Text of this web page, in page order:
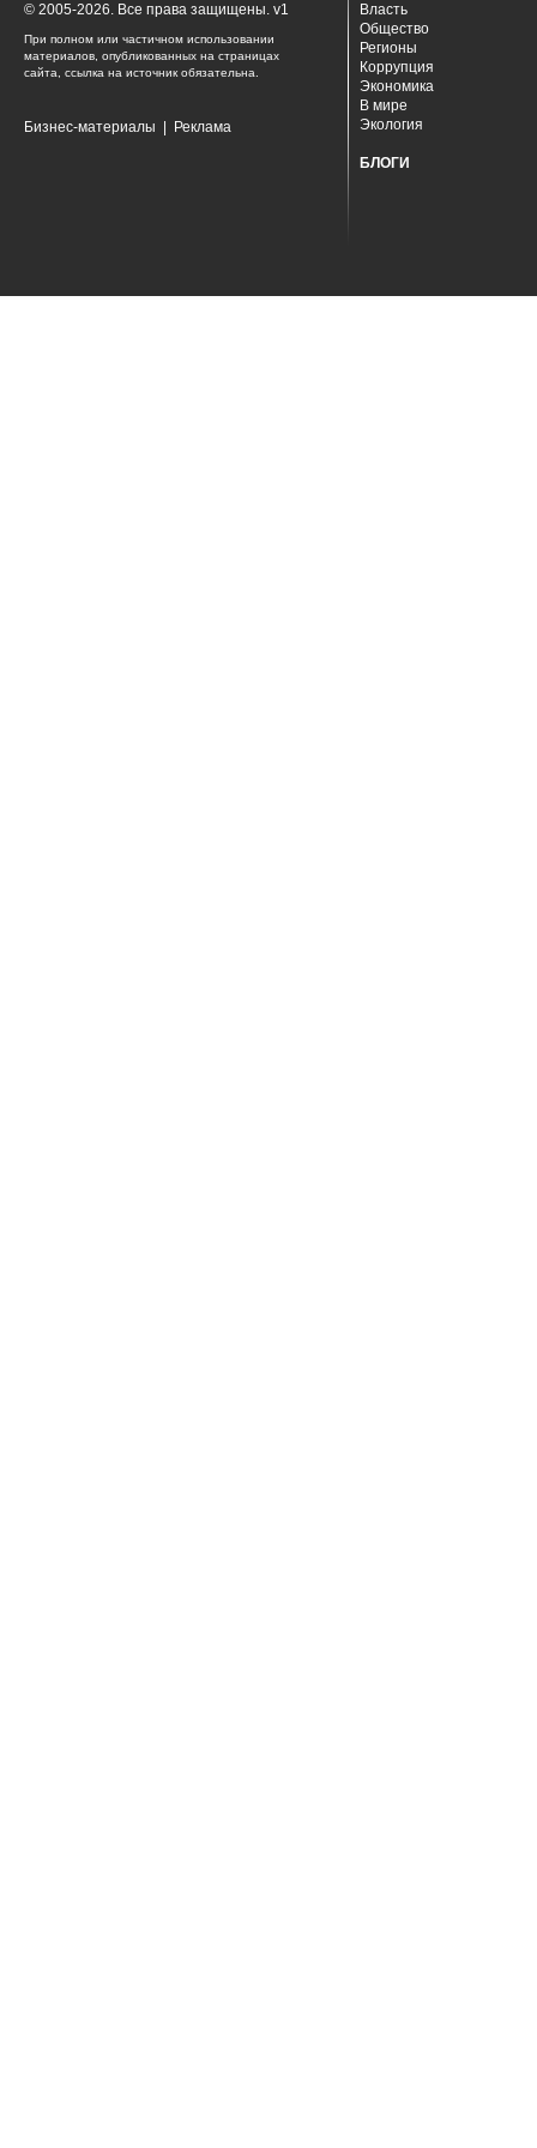
© 2005-2026. Все права защищены. v1
При полном или частичном использовании
материалов, опубликованных на страницах
сайта, ссылка на источник обязательна.
Бизнес-материалы Реклама
Власть
Общество
Регионы
Коррупция
Экономика
В мире
Экология
БЛОГИ